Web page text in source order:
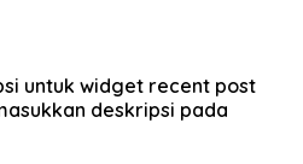
untuk widget recent post
deskripsi pada